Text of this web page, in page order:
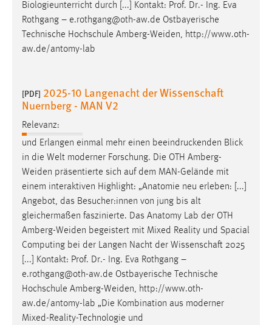
Biologieunterricht durch [...] Kontakt: Prof. Dr.- Ing. Eva
Rothgang – e.rothgang@oth-aw.de Ostbayerische
Technische Hochschule Amberg-Weiden, http://www.oth-
aw.de/antomy-lab
[PDF] 2025-10 Langenacht der Wissenschaft
Nuernberg - MAN V2
Relevanz:
und Erlangen einmal mehr einen beeindruckenden Blick
in die Welt moderner Forschung. Die OTH Amberg-
Weiden präsentierte sich auf dem MAN-Gelände mit
einem interaktiven Highlight: „Anatomie neu erleben: [...]
Angebot, das Besucher:innen von jung bis alt
gleichermaßen faszinierte. Das Anatomy Lab der OTH
Amberg-Weiden begeistert mit Mixed Reality und Spacial
Computing bei der Langen Nacht der Wissenschaft 2025
[...] Kontakt: Prof. Dr.- Ing. Eva Rothgang –
e.rothgang@oth-aw.de Ostbayerische Technische
Hochschule Amberg-Weiden, http://www.oth-
aw.de/antomy-lab „Die Kombination aus moderner
Mixed-Reality-Technologie und
Anbieter:
Google Ireland Limited
Zweck:
Cookie Laufzeit:
3 Monate
Facebook Pixel
Name:
_fbp
Anbieter:
Facebook
Zweck:
Conversion-Tracking
Cookie Laufzeit:
3 Monate